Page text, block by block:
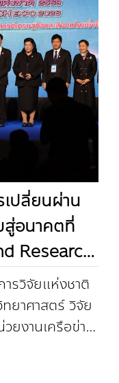
เปลี่ยนผ่าน
สู่อนาคตที่
Research
รวิจัยแห่งชาติ
ยาศาสตร์ วิจัย
ยงานเครือข่าย
นที่เกี่ยว...